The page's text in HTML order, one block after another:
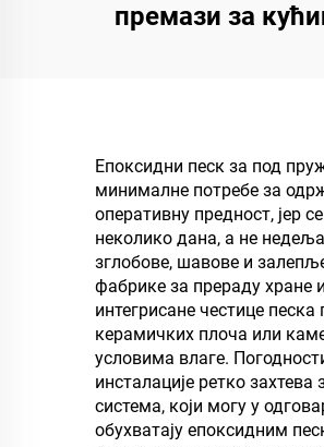
премази за
бојевог
резервоар за
складиштење
житарица,
за
Епоксидни песк за под
минималне потребе за
оперативну предност, јер
неколико дана, а не
зглобове, шавове и
фабрике за прераду хране
интегрисане честице
керамичких плоча или
условима влаге.
инсталације ретко
система, који могу у
обухватају епоксидним